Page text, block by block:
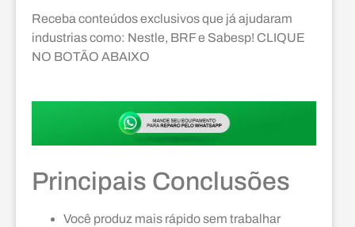
Receba conteúdos exclusivos que já ajudaram
industrias como: Nestle, BRF e Sabesp! CLIQUE
NO BOTÃO ABAIXO
Principais Conclusões
Você produz mais rápido sem trabalhar